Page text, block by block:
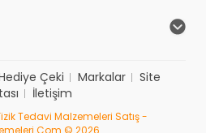
Çeki Markalar
Site
İletişim
Tedavi Malzemeleri Satış -
© 2026